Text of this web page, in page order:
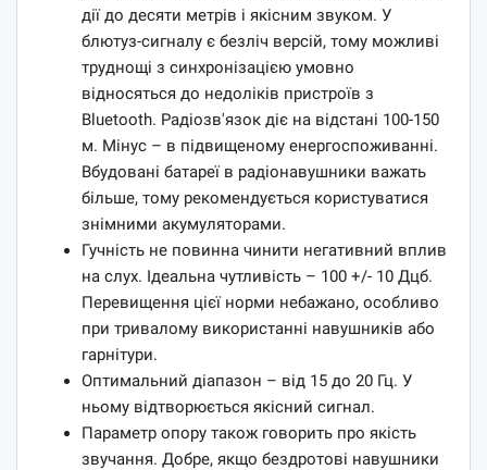
дії до десяти метрів і якісним звуком. У
блютуз-сигналу є безліч версій, тому можливі
труднощі з синхронізацією умовно
відносяться до недоліків пристроїв з
Bluetooth. Радіозв'язок діє на відстані 100-150
м. Мінус – в підвищеному енергоспоживанні.
Вбудовані батареї в радіонавушники важать
більше, тому рекомендується користуватися
знімними акумуляторами.
Гучність не повинна чинити негативний вплив
на слух. Ідеальна чутливість – 100 +/- 10 Дцб.
Перевищення цієї норми небажано, особливо
при тривалому використанні навушників або
гарнітури.
Оптимальний діапазон – від 15 до 20 Гц. У
ньому відтворюється якісний сигнал.
Параметр опору також говорить про якість
звучання. Добре, якщо бездротові навушники